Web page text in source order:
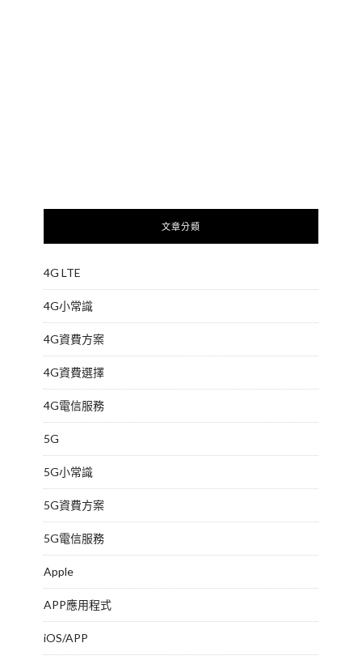
文章分類
4G LTE
4G小常識
4G資費方案
4G資費選擇
4G電信服務
5G
5G小常識
5G資費方案
5G電信服務
Apple
APP應用程式
iOS/APP